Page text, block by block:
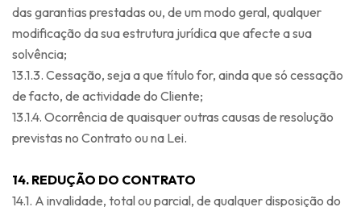
das garantias prestadas ou, de um modo geral, qualquer
modificação da sua estrutura jurídica que afecte a sua
solvência;
13.1.3. Cessação, seja a que título for, ainda que só cessação
de facto, de actividade do Cliente;
13.1.4. Ocorrência de quaisquer outras causas de resolução
previstas no Contrato ou na Lei.
14. REDUÇÃO DO CONTRATO
14.1. A invalidade, total ou parcial, de qualquer disposição do